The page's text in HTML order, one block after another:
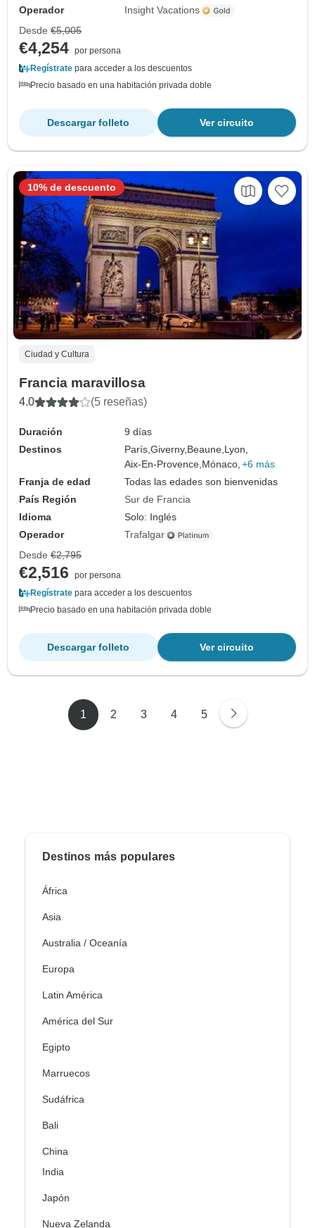
Operador
Insight Vacations
Desde €5,005
€4,254 por persona
Regístrate para acceder a los descuentos
Precio basado en una habitación privada doble
Ver circuito
Descargar folleto
Ciudad y Cultura
Francia maravillosa
4.0 (5 reseñas)
Duración
9 días
Destinos
París,Giverny,Beaune,Lyon,
Aix-En-Provence,Mónaco, +6 más
Franja de edad
Todas las edades son bienvenidas
País Región
Sur de Francia
Idioma
Solo: Inglés
Operador
Trafalgar
10% de descuento
Desde €2,795
€2,516
por persona
Regístrate para acceder a los descuentos
Precio basado en una habitación privada doble
Ver circuito
Descargar folleto
1 2 3 4 5
Destinos más populares
África
Asia
Australia / Oceanía
Europa
Latin América
América del Sur
Egipto
Marruecos
Sudáfrica
Bali
China
India
Japón
Nueva Zelanda